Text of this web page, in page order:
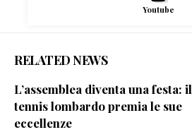
Youtube
RELATED NEWS
L’assemblea diventa una festa: il
tennis lombardo premia le sue
eccellenze